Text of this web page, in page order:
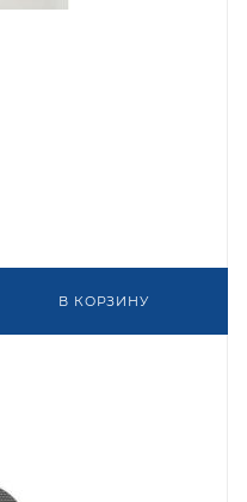
В КОРЗИНУ